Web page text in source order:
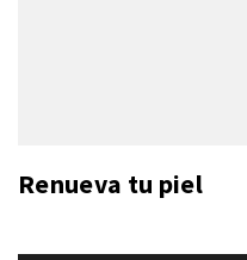
Renueva tu piel